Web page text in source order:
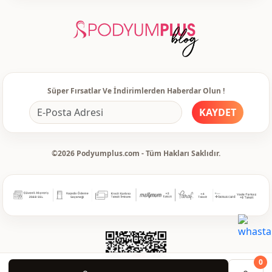
0
Süper Fırsatlar Ve İndirimlerden Haberdar Olun !
KAYDET
©2026 Podyumplus.com - Tüm Hakları Saklıdır.